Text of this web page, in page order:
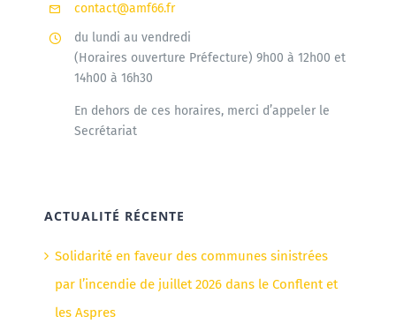
contact@amf66.fr
du lundi au vendredi
(Horaires ouverture Préfecture) 9h00 à 12h00 et
14h00 à 16h30
En dehors de ces horaires, merci d’appeler le
Secrétariat
ACTUALITÉ RÉCENTE
Solidarité en faveur des communes sinistrées
par l’incendie de juillet 2026 dans le Conflent et
les Aspres